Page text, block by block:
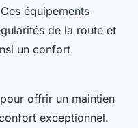
équipements
de la route et
un confort
offrir un maintien
exceptionnel.